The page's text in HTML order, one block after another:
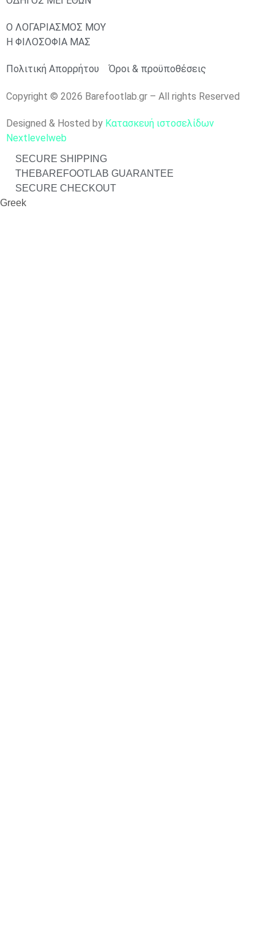
Ο ΛΟΓΑΡΙΑΣΜΟΣ ΜΟΥ
Η ΦΙΛΟΣΟΦΙΑ ΜΑΣ
Πολιτική Απορρήτου Όροι & προϋποθέσεις
Copyright © 2026 Barefootlab.gr – All rights Reserved
Designed & Hosted by Κατασκευή ιστοσελίδων
Nextlevelweb
SECURE SHIPPING
THEBAREFOOTLAB GUARANTEE
SECURE CHECKOUT
Greek